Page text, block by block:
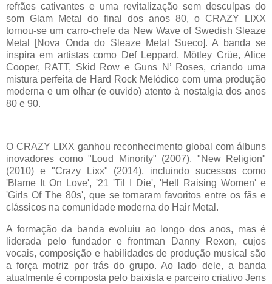
refrães cativantes e uma revitalização sem desculpas do
som Glam Metal do final dos anos 80, o CRAZY LIXX
tornou-se um carro-chefe da New Wave of Swedish Sleaze
Metal [Nova Onda do Sleaze Metal Sueco]. A banda se
inspira em artistas como Def Leppard, Mötley Crüe, Alice
Cooper, RATT, Skid Row e Guns N’ Roses, criando uma
mistura perfeita de Hard Rock Melódico com uma produção
moderna e um olhar (e ouvido) atento à nostalgia dos anos
80 e 90.
O CRAZY LIXX ganhou reconhecimento global com álbuns
inovadores como "Loud Minority" (2007), "New Religion"
(2010) e "Crazy Lixx" (2014), incluindo sucessos como
'Blame It On Love', '21 'Til I Die', 'Hell Raising Women' e
'Girls Of The 80s', que se tornaram favoritos entre os fãs e
clássicos na comunidade moderna do Hair Metal.
A formação da banda evoluiu ao longo dos anos, mas é
liderada pelo fundador e frontman Danny Rexon, cujos
vocais, composição e habilidades de produção musical são
a força motriz por trás do grupo. Ao lado dele, a banda
atualmente é composta pelo baixista e parceiro criativo Jens